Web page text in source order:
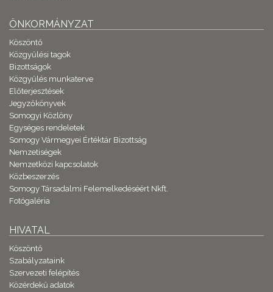
ÖNKORMÁNYZAT
Köszöntő
Közgyűlési tagok
Bizottságok
Közgyűlés munkaterve
Előterjesztések
Jegyzőkönyvek
Somogyi Közlöny
Egységes rendeletek
Somogy Vármegyei Értéktár Bizottság
Nemzetiségek
Nemzetközi kapcsolatok
Közbeszerzés
Somogy Társadalmi Felemelkedéséért Nkft.
Fotógaléria
HIVATAL
Köszöntő
Szabályzataink
Szervezeti felépítés
Közérdekű adatok